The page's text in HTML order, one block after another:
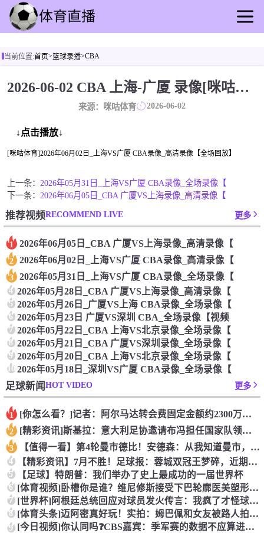
足球直播
足球动态
篮球速报
当前位置:首页>篮球录播>CBA
2026-06-02 CBA 上海-广厦 录像[咪咕体育]
来源：咪咕体育 2026-06-02
↓点击播放↓
[咪咕体育]2026年06月02日_上海VS广厦 CBA录像_高清录像【全场回放】
上一条： 2026年05月31日_上海VS广厦 CBA录像_全场录像【
下一条： 2026年06月05日_CBA 广厦VS上海录像_高清录像【
推荐视频RECOMMEND LIVE 更多
1 2026年06月05日_CBA 广厦VS上海录像_高清录像【
2 2026年06月02日_上海VS广厦 CBA录像_高清录像【
3 2026年05月31日_上海VS广厦 CBA录像_全场录像【
4 2026年05月28日_CBA 广厦VS上海录像_高清录像【
5 2026年05月26日_广厦VS上海 CBA录像_全场录像【
6 2026年05月23日 广厦VS深圳 CBA_全场录像【视频
7 2026年05月22日_CBA 上海VS北京录像_全场录像【
8 2026年05月21日_CBA 广厦VS深圳录像_全场录像【
9 2026年05月20日_CBA 上海VS北京录像_全场录像【
102026年05月18日_深圳VS广厦 CBA录像_全场录像【
足球新闻HOT VIDEO 更多
1 [你怎么看？]记者：阿尔马达转会费固定金额约2300万欧，外
2 [精彩资讯]斯基拉：意大利足协邀请布冯担任国家队领队，但遭到
3 【值得一看】第4轮曼市德比！安德森：从我知道曼市，曼城就是这
4 【精彩资讯】7月不胜！足球报：蓉城双冠王梦碎，近期成绩下滑要
5 【足球】特朗普：我们举办了史上最成功的一届世界杯
6 [体育视频]卧槽你是谁？维尼修斯接受下巴轮廓医美塑形，突然变
7 [世界杯]阿根廷总统回应对球员发火传言：我疯了才怪球员？全是
8 [体育头条]迈阿密真好玩！实拍：姆巴佩和女友被路人拍到在夜店
9 [今日视频]你认同吗❓️CBS嘉宾：季军赛的数据不应算进去，